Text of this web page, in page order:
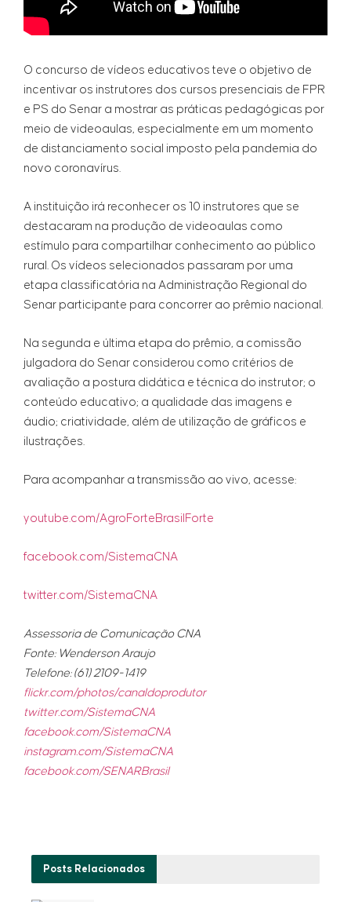
O concurso de vídeos educativos teve o objetivo de
incentivar os instrutores dos cursos presenciais de FPR
e PS do Senar a mostrar as práticas pedagógicas por
meio de videoaulas, especialmente em um momento
de distanciamento social imposto pela pandemia do
novo coronavírus.
A instituição irá reconhecer os 10 instrutores que se
destacaram na produção de videoaulas como
estímulo para compartilhar conhecimento ao público
rural. Os vídeos selecionados passaram por uma
etapa classificatória na Administração Regional do
Senar participante para concorrer ao prêmio nacional.
Na segunda e última etapa do prêmio, a comissão
julgadora do Senar considerou como critérios de
avaliação a postura didática e técnica do instrutor; o
conteúdo educativo; a qualidade das imagens e
áudio; criatividade, além de utilização de gráficos e
ilustrações.
Para acompanhar a transmissão ao vivo, acesse:
youtube.com/AgroForteBrasilForte
facebook.com/SistemaCNA
twitter.com/SistemaCNA
Assessoria de Comunicação CNA
Fonte: Wenderson Araujo
Telefone: (61) 2109-1419
flickr.com/photos/canaldoprodutor
twitter.com/SistemaCNA
facebook.com/SistemaCNA
instagram.com/SistemaCNA
facebook.com/SENARBrasil
Posts Relacionados